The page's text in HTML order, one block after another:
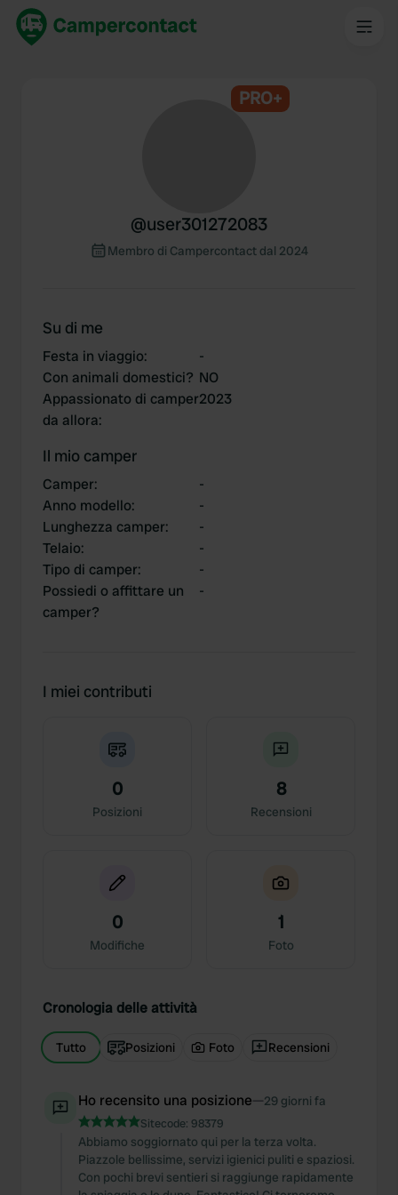
PRO+
@user301272083
Membro di Campercontact dal 2024
Su di me
Festa in viaggio:
-
Con animali domestici? NO
Appassionato di camper
da allora:
2023
Il mio camper
Camper:
-
Anno modello:
-
Lunghezza camper:
-
Telaio:
-
Tipo di camper:
-
Possiedi o affittare un
camper?
-
I miei contributi
0
Posizioni
8
Recensioni
0
Modifiche
1
Foto
Cronologia delle attività
Tutto Posizioni Foto Recensioni
Ho recensito una posizione—29 giorni fa
Sitecode: 98379
Abbiamo soggiornato qui per la terza volta.
Piazzole bellissime, servizi igienici puliti e spaziosi.
Con pochi brevi sentieri si raggiunge rapidamente